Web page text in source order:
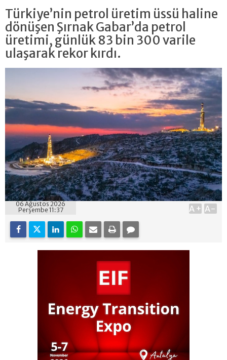
Türkiye’nin petrol üretim üssü haline
dönüşen Şırnak Gabar’da petrol
üretimi, günlük 83 bin 300 varile
ulaşarak rekor kırdı.
06 Ağustos 2026
Perşembe 11:37
A+ A-